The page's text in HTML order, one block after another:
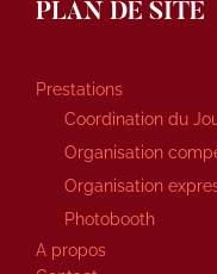
PLAN DE SITE
Prestations
Coordination du
Organisation
Organisation
Photobooth
A propos